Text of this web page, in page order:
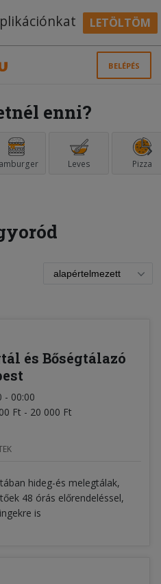
LETÖLTÖM
BELÉPÉS
enni?
Leves Pizza
és Bőségtálazó
- 00:00
Ft - 20 000 Ft
hideg-és melegtálak,
48 órás előrendeléssel,
is